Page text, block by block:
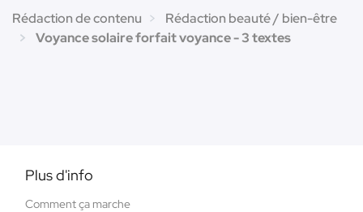
Rédaction de contenu
Rédaction beauté / bien-être
Voyance solaire forfait voyance - 3 textes
Plus d'info
Comment ça marche